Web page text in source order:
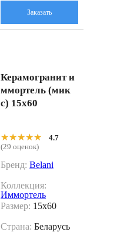
Заказать
Керамогранит и
ммортель (мик
с) 15x60
★★★★★
★★★★★
4.7
(29 оценок)
Бренд: Belani
Коллекция:
Иммортель
Размер: 15x60
Страна: Беларусь